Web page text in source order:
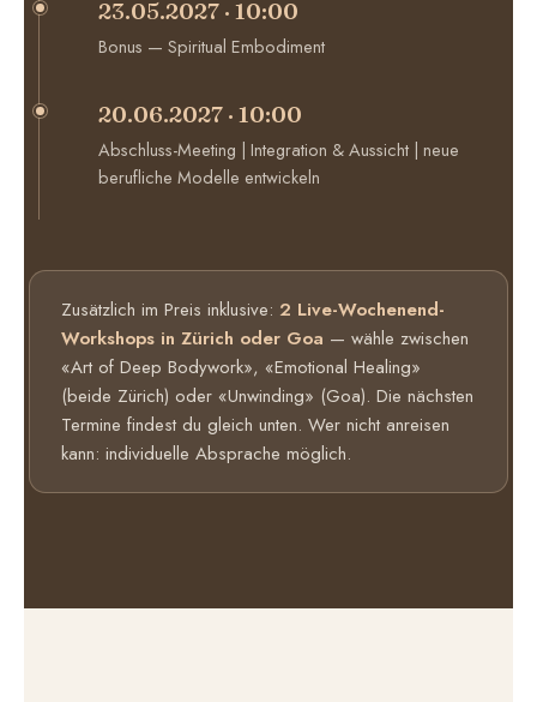
23.05.2027 · 10:00
Bonus — Spiritual Embodiment
20.06.2027 · 10:00
Abschluss-Meeting | Integration & Aussicht | neue
berufliche Modelle entwickeln
Zusätzlich im Preis inklusive: 2 Live-Wochenend-
Workshops in Zürich oder Goa — wähle zwischen
«Art of Deep Bodywork», «Emotional Healing»
(beide Zürich) oder «Unwinding» (Goa). Die nächsten
Termine findest du gleich unten. Wer nicht anreisen
kann: individuelle Absprache möglich.